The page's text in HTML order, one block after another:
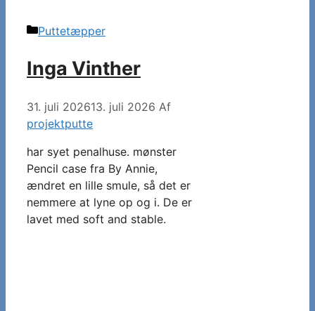
Kategorier
Puttetæpper
Inga Vinther
31. juli 202613. juli 2026 Af
projektputte
har syet penalhuse. mønster
Pencil case fra By Annie,
ændret en lille smule, så det er
nemmere at lyne op og i. De er
lavet med soft and stable.